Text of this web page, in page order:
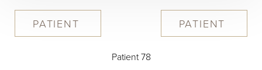
PATIENT
Patient 78
PATIENT